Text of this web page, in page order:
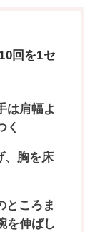
回を1セ
は肩幅よ
く
、胸を床
ところま
を伸ばし